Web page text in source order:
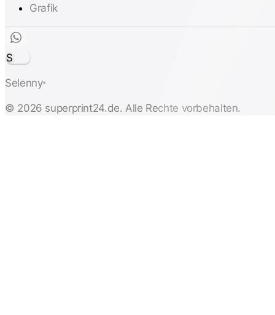
Grafik
S
Selenny®
© 2026 superprint24.de. Alle Rechte vorbehalten.